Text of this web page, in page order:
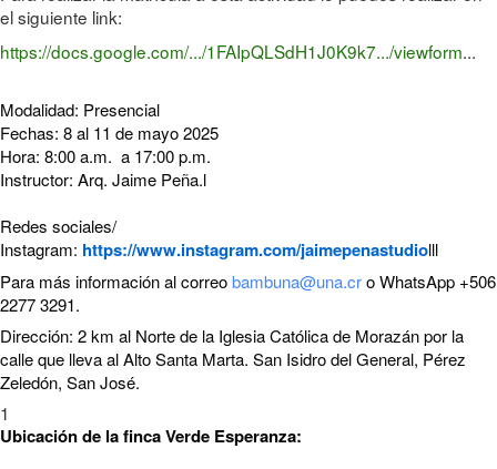
el siguiente link:
https://docs.google.com/.../1FAIpQLSdH1J0K9k7.../viewform...
Modalidad: Presencial
Fechas: 8 al 11 de mayo 2025
Hora: 8:00 a.m. a 17:00 p.m.
Instructor: Arq. Jaime Peña.l
Redes sociales/
Instagram: https://www.instagram.com/jaimepenastudiolll
Para más información al correobambuna@una.cro WhatsApp +506
2277 3291.
Dirección: 2 km al Norte de la Iglesia Católica de Morazán por la
calle que lleva al Alto Santa Marta. San Isidro del General, Pérez
Zeledón, San José.
1
Ubicación de la finca Verde Esperanza: